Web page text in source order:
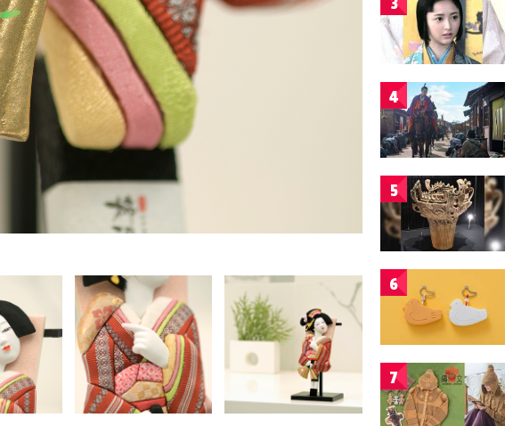
4
5
6
7